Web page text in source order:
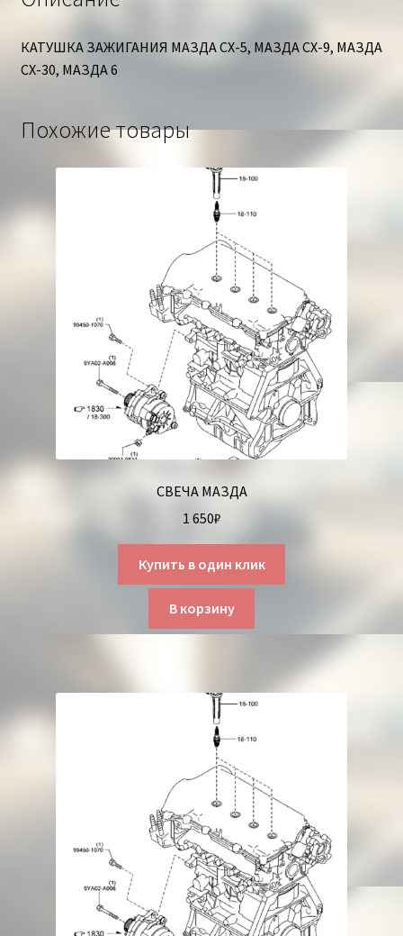
КАТУШКА ЗАЖИГАНИЯ МАЗДА СХ-5, МАЗДА СХ-9, МАЗДА
СХ-30, МАЗДА 6
Похожие товары
СВЕЧА МАЗДА
1 650₽
Купить в один клик
В корзину